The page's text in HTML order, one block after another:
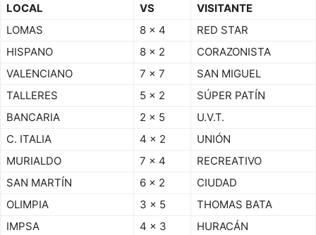
LOCAL VS
VISITANTE
LOMAS
8 x 4
RED STAR
HISPANO
8 x 2
CORAZONISTA
VALENCIANO
7 x 7
SAN MIGUEL
TALLERES
5 x 2
SÚPER PATÍN
BANCARIA
2 x 5
U.V.T.
C. ITALIA
4 x 2
UNIÓN
MURIALDO
7 x 4
RECREATIVO
SAN MARTÍN
6 x 2
CIUDAD
OLIMPIA
3 x 5
THOMAS BATA
IMPSA
4 x 3
HURACÁN